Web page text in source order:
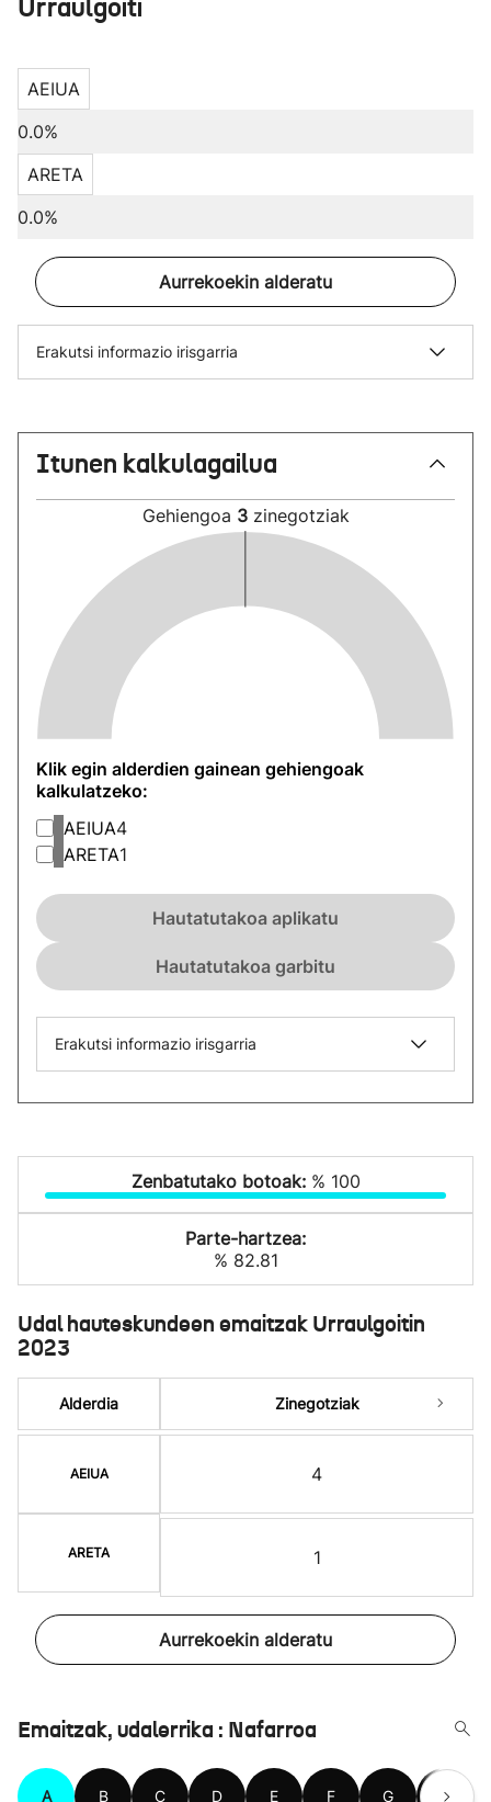
Urraulgoiti
AEIUA
0.0%
ARETA
0.0%
Aurrekoekin alderatu
Erakutsi informazio irisgarria
Itunen kalkulagailua
Gehiengoa 3 zinegotziak
Klik egin alderdien gainean gehiengoak
kalkulatzeko:
AEIUA4
ARETA1
Hautatutakoa aplikatu
Hautatutakoa garbitu
Erakutsi informazio irisgarria
Zenbatutako botoak: % 100
Parte-hartzea:
% 82.81
Udal hauteskundeen emaitzak Urraulgoitin
2023
Alderdia
AEIUA
ARETA
Zinegotziak
4
1
Aurrekoekin alderatu
Emaitzak, udalerrika : Nafarroa
A B C D E F G H